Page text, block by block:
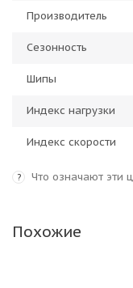
Производитель
Сезонность
Шипы
Индекс нагрузки
Индекс скорости
? Что означают эти
Похожие